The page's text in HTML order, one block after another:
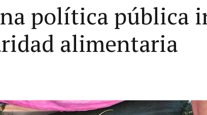
política pública
alimentaria